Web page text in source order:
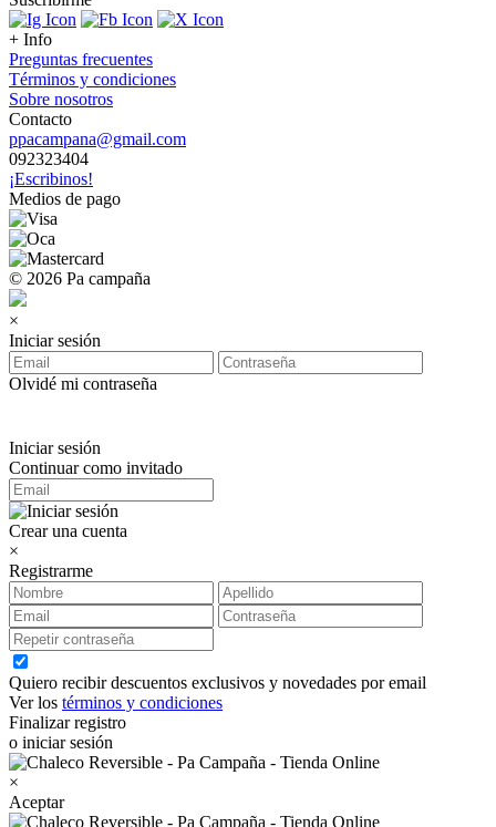
+ Info
Preguntas frecuentes
Términos y condiciones
Sobre nosotros
Contacto
ppacampana@gmail.com
092323404
¡Escribinos!
Medios de pago
© 2026 Pa campaña
×
Iniciar sesión
Olvidé mi contraseña
Iniciar sesión
Continuar como invitado
Crear una cuenta
×
Registrarme
Quiero recibir descuentos exclusivos y novedades por email
Ver los términos y condiciones
Finalizar registro
o iniciar sesión
×
Aceptar